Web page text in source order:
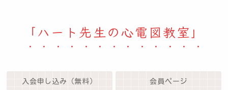
「ハート先生の心電図教室」
入会申し込み（無料） 会員ページ